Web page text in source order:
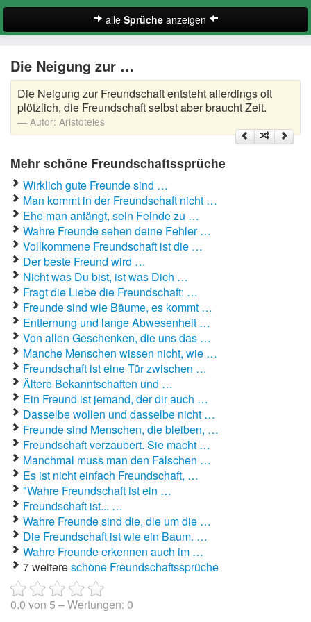
alle Sprücheanzeigen
Freundschaftssprüche beste Freundin
Kurze Freundschaftssprüche
Lustige Freundschaftssprüche
Schöne Freundschaftssprüche
Zufallsspruch
Suche
Die Neigung zur …
Die Neigung zur Freundschaft entsteht allerdings oft
plötzlich, die Freundschaft selbst aber braucht Zeit.
Autor: Aristoteles
Mehr schöne Freundschaftssprüche
Wirklich gute Freunde sind …
Man kommt in der Freundschaft nicht …
Ehe man anfängt, sein Feinde zu …
Wahre Freunde sehen deine Fehler …
Vollkommene Freundschaft ist die …
Der beste Freund wird …
Nicht was Du bist, ist was Dich …
Fragt die Liebe die Freundschaft: …
Freunde sind wie Bäume, es kommt …
Entfernung und lange Abwesenheit …
Von allen Geschenken, die uns das …
Manche Menschen wissen nicht, wie …
Freundschaft ist eine Tür zwischen …
Ältere Bekanntschaften und …
Ein Freund ist jemand, der dir auch …
Dasselbe wollen und dasselbe nicht …
Freunde sind Menschen, die bleiben, …
Freundschaft verzaubert. Sie macht …
Manchmal muss man den Falschen …
Es ist nicht einfach Freundschaft, …
"Wahre Freundschaft ist ein …
Freundschaft ist... …
Wahre Freunde sind die, die um die …
Die Freundschaft ist wie ein Baum. …
Wahre Freunde erkennen auch im …
7 weitereschöne Freundschaftssprüche
0.0 von 5 – Wertungen: 0